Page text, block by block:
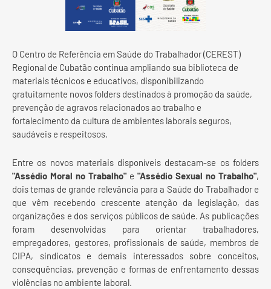
O Centro de Referência em Saúde do Trabalhador (CEREST)
Regional de Cubatão continua ampliando sua biblioteca de
materiais técnicos e educativos, disponibilizando
gratuitamente novos folders destinados à promoção da saúde,
prevenção de agravos relacionados ao trabalho e
fortalecimento da cultura de ambientes laborais seguros,
saudáveis e respeitosos.
Entre os novos materiais disponíveis destacam-se os folders
"Assédio Moral no Trabalho"e "Assédio Sexual no Trabalho",
dois temas de grande relevância para a Saúde do Trabalhador e
que vêm recebendo crescente atenção da legislação, das
organizações e dos serviços públicos de saúde. As publicações
foram desenvolvidas para orientar trabalhadores,
empregadores, gestores, profissionais de saúde, membros de
CIPA, sindicatos e demais interessados sobre conceitos,
consequências, prevenção e formas de enfrentamento dessas
violências no ambiente laboral.